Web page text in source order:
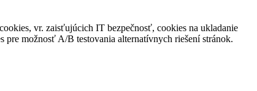
vr. zaisťujúcich IT bezpečnosť, cookies na ukladanie
pre možnosť A/B testovania alternatívnych riešení stránok.